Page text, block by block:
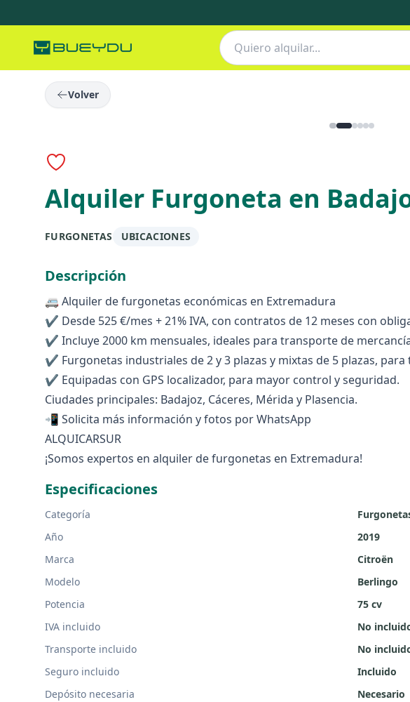
Volver
Alquiler Furgoneta en
FURGONETAS UBICACIONES
Descripción
🚐 Alquiler de furgonetas económicas en Extremadura
✔ Desde 525 €/mes + 21% IVA, con contratos de 12 meses con
✔ Incluye 2000 km mensuales, ideales para transporte de
✔ Furgonetas industriales de 2 y 3 plazas y mixtas de 5 plazas,
✔ Equipadas con GPS localizador, para mayor control y seguridad.
Ciudades principales: Badajoz, Cáceres, Mérida y Plasencia.
📲 Solicita más información y fotos por WhatsApp
ALQUICARSUR
¡Somos expertos en alquiler de furgonetas en Extremadura!
Especificaciones
Categoría
Año
2019
Marca
Citroën
Modelo
Berlingo
Potencia
75 cv
IVA incluido
No
Transporte incluido
No
Seguro incluido
Incluido
Depósito necesaria
Necesario